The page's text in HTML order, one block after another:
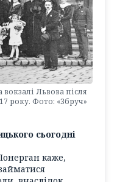
Львова після
року. Фото: «Збруч»
сьогодні
каже,